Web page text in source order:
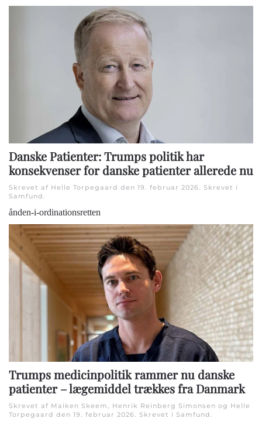
Danske Patienter: Trumps politik har
konsekvenser for danske patienter allerede nu
Skrevet af Helle Torpegaard den 19. februar 2026. Skrevet i
Samfund.
ånden-i-ordinationsretten
Trumps medicinpolitik rammer nu danske
patienter – lægemiddel trækkes fra Danmark
Skrevet af Maiken Skeem, Henrik Reinberg Simonsen og Helle
Torpegaard den 19. februar 2026. Skrevet i Samfund.